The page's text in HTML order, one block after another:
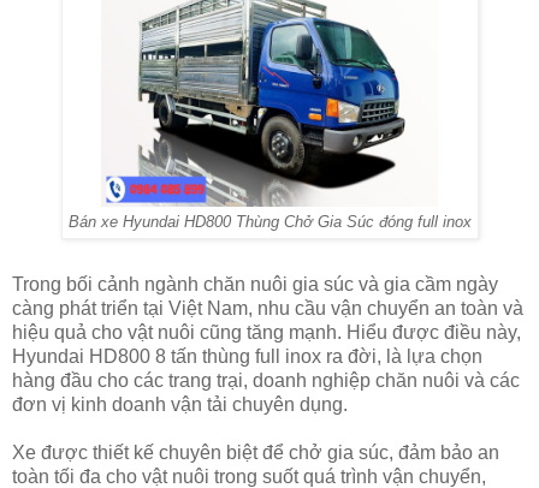
Bán xe Hyundai HD800 Thùng Chở Gia Súc đóng full inox
Trong bối cảnh ngành chăn nuôi gia súc và gia cầm ngày
càng phát triển tại Việt Nam, nhu cầu vận chuyển an toàn và
hiệu quả cho vật nuôi cũng tăng mạnh. Hiểu được điều này,
Hyundai HD800 8 tấn thùng full inox ra đời, là lựa chọn
hàng đầu cho các trang trại, doanh nghiệp chăn nuôi và các
đơn vị kinh doanh vận tải chuyên dụng.
Xe được thiết kế chuyên biệt để chở gia súc, đảm bảo an
toàn tối đa cho vật nuôi trong suốt quá trình vận chuyển,